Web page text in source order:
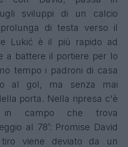
sviluppi di un calcio
prolunga di testa verso il
Lukić è il più rapido ad
a battere il portiere per lo
tempo i padroni di casa
al gol, ma senza mai
porta. Nella ripresa c'è
campo che trova
al 78’: Promise David
viene deviato da un